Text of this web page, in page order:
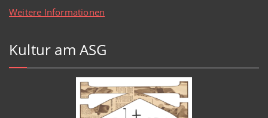
Weitere Informationen
Kultur am ASG